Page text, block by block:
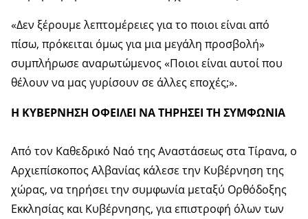
«Δεν ξέρουμε λεπτομέρειες για το ποιοι είναι από
πίσω, πρόκειται όμως για μια μεγάλη προσβολή»
συμπλήρωσε αναρωτώμενος «Ποιοι είναι αυτοί που
θέλουν να μας γυρίσουν σε άλλες εποχές;».
Η ΚΥΒΕΡΝΗΣΗ ΟΦΕΙΛΕΙ ΝΑ ΤΗΡΗΣΕΙ ΤΗ ΣΥΜΦΩΝΙΑ
Από τον Καθεδρικό Ναό της Αναστάσεως στα Τίρανα, ο
Αρχιεπίσκοπος Αλβανίας κάλεσε την Κυβέρνηση της
χώρας, να τηρήσει την συμφωνία μεταξύ Ορθόδοξης
Εκκλησίας και Κυβέρνησης, για επιστροφή όλων των